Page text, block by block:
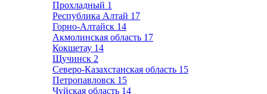
Прохладный 1
Республика Алтай 17
Горно-Алтайск 14
Акмолинская область 17
Кокшетау 14
Щучинск 2
Северо-Казахстанская область 15
Петропавловск 15
Чуйская область 14